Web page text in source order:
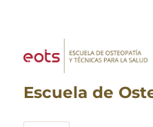
Escuela de